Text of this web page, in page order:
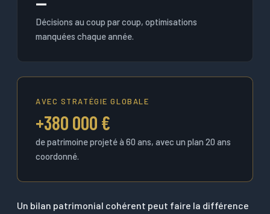
Décisions au coup par coup, optimisations
manquées chaque année.
AVEC STRATÉGIE GLOBALE
+380 000 €
de patrimoine projeté à 60 ans, avec un plan 20 ans
coordonné.
Un bilan patrimonial cohérent peut faire la différence